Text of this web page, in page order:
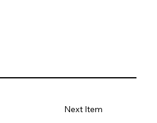
Next Item